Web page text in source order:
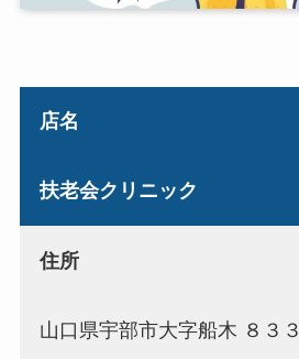
店名
扶老会クリニック
住所
山口県宇部市大字船木 ８３３